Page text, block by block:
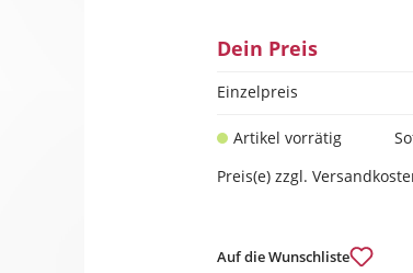
Dein Preis
Einzelpreis
Artikel vorrätig
Preis(e) zzgl.
Auf die Wunschliste